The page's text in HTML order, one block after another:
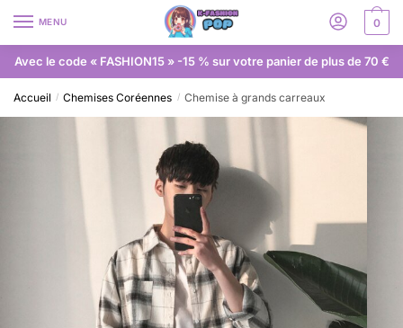
MENU 0
Avec le code « FASHION15 » -15 % sur votre panier de plus de 70 €
Accueil / Chemises Coréennes / Chemise à grands carreaux